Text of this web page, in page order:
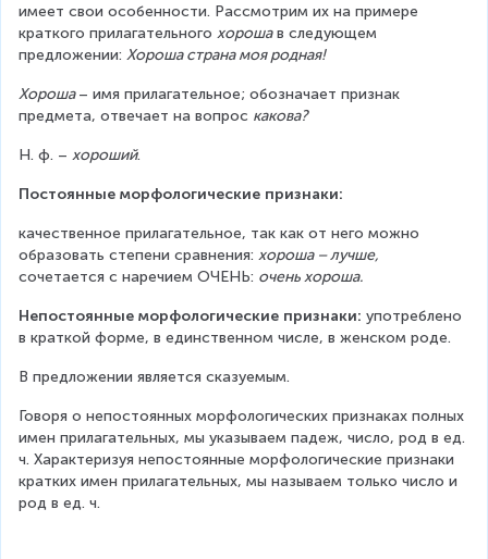
имеет свои особенности. Рассмотрим их на примере
краткого прилагательного хороша в следующем
предложении: Хороша страна моя родная!
Хороша – имя прилагательное; обозначает признак
предмета, отвечает на вопрос какова?
Н. ф. – хороший.
Постоянные морфологические признаки:
качественное прилагательное, так как от него можно
образовать степени сравнения: хороша – лучше,
сочетается с наречием ОЧЕНЬ: очень хороша.
Непостоянные морфологические признаки: употреблено
в краткой форме, в единственном числе, в женском роде.
В предложении является сказуемым.
Говоря о непостоянных морфологических признаках полных
имен прилагательных, мы указываем падеж, число, род в ед.
ч. Характеризуя непостоянные морфологические признаки
кратких имен прилагательных, мы называем только число и
род в ед. ч.